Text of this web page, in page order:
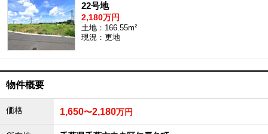
22号地
2,180万円
土地：166.55m²
現況：更地
物件概要
価格 1,650〜2,180万円